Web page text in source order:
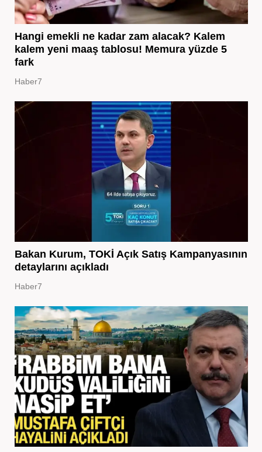
Hangi emekli ne kadar zam alacak? Kalem
kalem yeni maaş tablosu! Memura yüzde 5
fark
Haber7
Bakan Kurum, TOKİ Açık Satış Kampanyasının
detaylarını açıkladı
Haber7